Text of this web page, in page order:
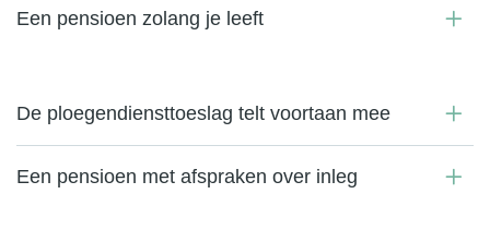
Een pensioen zolang je leeft
De ploegendiensttoeslag telt voortaan mee
Een pensioen met afspraken over inleg